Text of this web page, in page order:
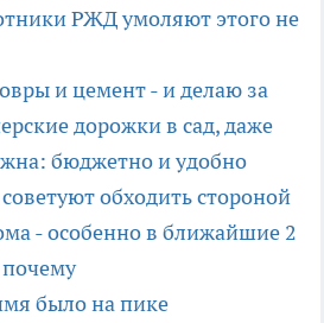
РЖД умоляют этого не
и цемент - и делаю за
дорожки в сад, даже
бюджетно и удобно
обходить стороной
- особенно в ближайшие 2
было на пике